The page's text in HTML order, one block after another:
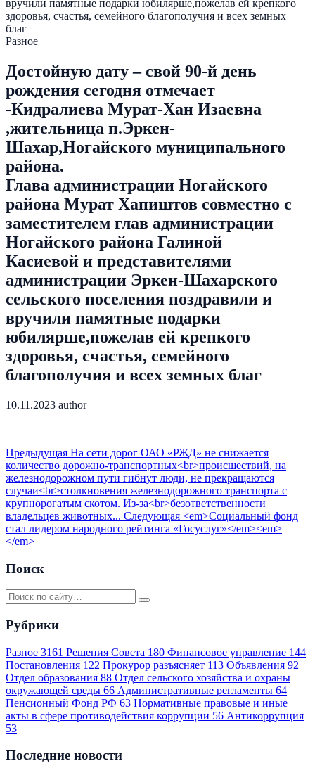
вручили памятные подарки юбилярше,пожелав ей крепкого
здоровья, счастья, семейного благополучия и всех земных
благ
Разное
Достойную дату – свой 90-й день
рождения сегодня отмечает
-Кидралиева Мурат-Хан Изаевна
,жительница п.Эркен-
Шахар,Ногайского муниципального
района.
Глава администрации Ногайского
района Мурат Хапиштов совместно с
заместителем глав администрации
Ногайского района Галиной
Касиевой и представителями
администрации Эркен-Шахарского
сельского поселения поздравили и
вручили памятные подарки
юбилярше,пожелав ей крепкого
здоровья, счастья, семейного
благополучия и всех земных благ
10.11.2023 author
Предыдущая На сети дорог ОАО «РЖД» не снижается
количество дорожно-транспортных<br>происшествий, на
железнодорожном пути гибнут люди, не прекращаются
случаи<br>столкновения железнодорожного транспорта с
крупнорогатым скотом. Из-за<br>безответственности
владельцев животных... Следующая <em>Социальный фонд
стал лидером народного рейтинга «Госуслуг»</em><em>
</em>
Поиск
Рубрики
Разное 3161 Решения Совета 180 Финансовое управление 144
Постановления 122 Прокурор разъясняет 113 Объявления 92
Отдел образования 88 Отдел сельского хозяйства и охраны
окружающей среды 66 Административные регламенты 64
Пенсионный Фонд РФ 63 Нормативные правовые и иные
акты в сфере противодействия коррупции 56 Антикоррупция
53
Последние новости